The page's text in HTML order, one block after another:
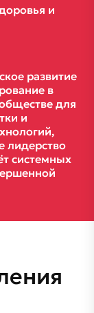
и
развитие
в
для
и
лидерство
системных